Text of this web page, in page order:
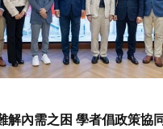
解內需之困 學者倡政策協